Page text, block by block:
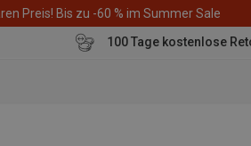
Preis! Bis zu -60 % im Summer Sale
100 Tage kostenlose